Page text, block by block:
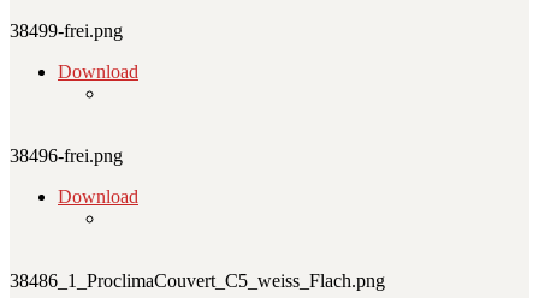
38499-frei.png
Download
38496-frei.png
Download
38486_1_ProclimaCouvert_C5_weiss_Flach.png